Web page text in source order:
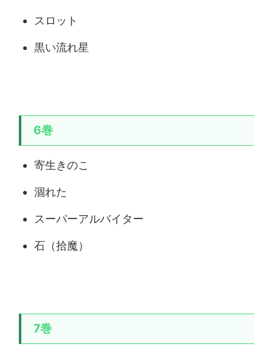
スロット
黒い流れ星
6巻
寄生きのこ
涸れた
スーパーアルバイター
石（拾魔）
7巻